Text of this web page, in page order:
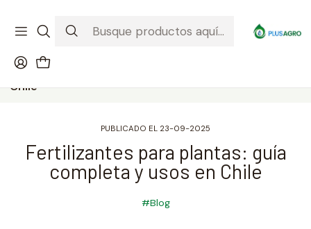
Ver condiciones de la promoción
Chile
PUBLICADO EL 23-09-2025
Fertilizantes para plantas: guía
completa y usos en Chile
#Blog